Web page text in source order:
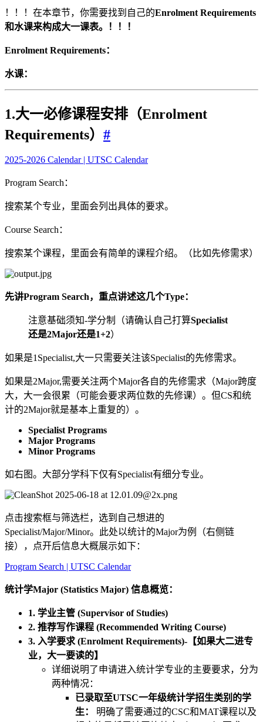
！！！在本章节，你需要找到自己的Enrolment Requirements
和水课来构成大一课表。！！！
Enrolment Requirements：
水课：
1.大一必修课程安排（Enrolment
Requirements） #
2025-2026 Calendar | UTSC Calendar
Program Search：
搜索某个专业，里面会列出具体的要求。
Course Search：
搜索某个课程，里面会有简单的课程介绍。（比如先修需求）
先讲Program Search，重点讲述这几个Type：
注意基础须知-学分制（请确认自己打算Specialist
还是2Major还是1+2）
如果是1Specialist,大一只需要关注该Specialist的先修需求。
如果是2Major,需要关注两个Major各自的先修需求（Major跨度
大，大一会很累（可能会要求两位数的先修课）。但CS和统
计的2Major就是基本上重复的）。
Specialist Programs
Major Programs
Minor Programs
如右图。大部分学科下仅有Specialist有细分专业。
点击搜索框与筛选栏，选到自己想进的
Specialist/Major/Minor。此处以统计的Major为例（右侧链
接），点开后信息大概展示如下：
Program Search | UTSC Calendar
统计学Major (Statistics Major) 信息概览：
1. 学业主管 (Supervisor of Studies)
2. 推荐写作课程 (Recommended Writing Course)
3. 入学要求 (Enrolment Requirements)-【如果大二进专
业，大一要读的】
详细说明了申请进入统计学专业的主要要求，分为
两种情况：
已录取至UTSC一年级统计学招生类别的学
生：
明确了需要通过的CSC和MAT课程以及